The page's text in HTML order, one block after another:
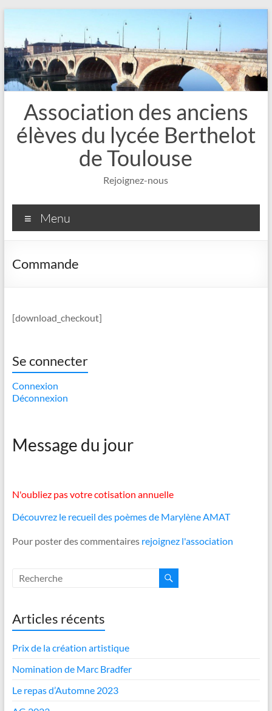
contenu
Association des anciens
élèves du lycée Berthelot
de Toulouse
Rejoignez-nous
Menu
Commande
[download_checkout]
Se connecter
Connexion
Déconnexion
Message du jour
N'oubliez pas votre cotisation annuelle
Découvrez le recueil des poèmes de Marylène AMAT
Pour poster des commentaires rejoignez l'association
Articles récents
Prix de la création artistique
Nomination de Marc Bradfer
Le repas d’Automne 2023